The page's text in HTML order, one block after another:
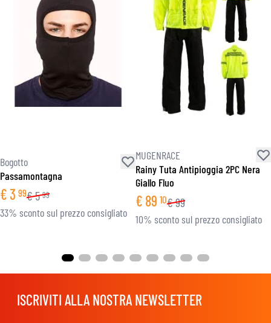
Bogotto
Passamontagna
€3 99€5 99
33% sconto sul prezzo consigliato
MUGENRACE
Rainy Tuta Antipioggia 2PC Nera
Giallo Fluo
€ 89 10€99
10% sconto sul prezzo consigliato
ISCRIVITI ALLA NOSTRA NEWSLETTER